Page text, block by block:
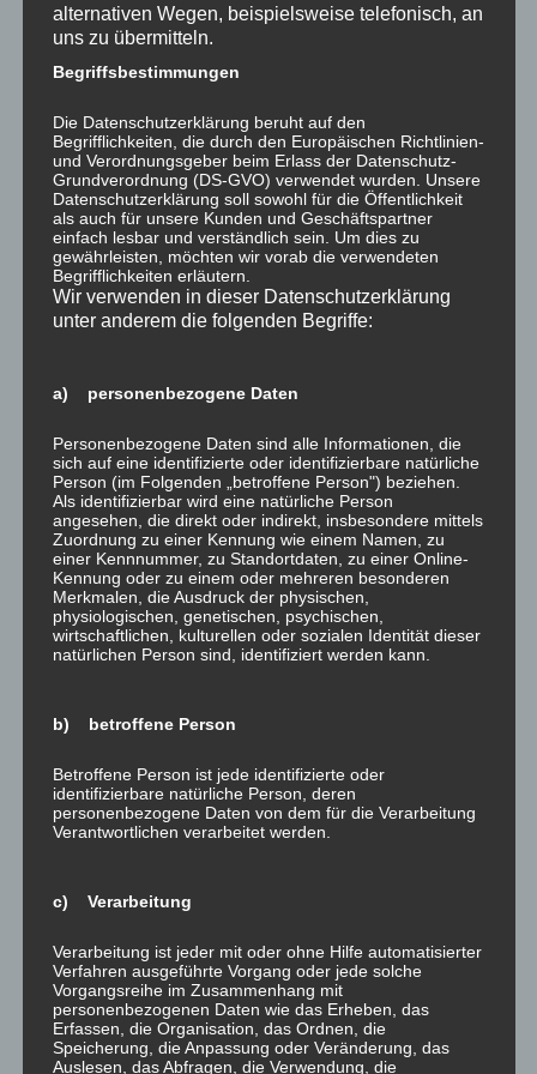
Ähnliche Beiträge
Anspruchsvolle
Aufgabenstellung –
Behördenzentrum in
Luxemburg-Stadt
26. Januar 2016
In "was gibt es Neues?"
Service ohne Grenzen –
Blick über´n Gartenzaun!
28. April 2016
In "was gibt es Neues?"
Baustelle in Köln
Braunsfeld
20. August 2015
In "was gibt es Neues?"
Dieser Beitrag wurde am28. Dezember 2017unter
Neues?veröffentlicht.
Beitragsnavigation
Ganzheitliches Arbeiten
aus neuer (aber nicht
tolle Pläne für´s neue Jahr!
Endspurt – nun ist es
geschafft, das Jahr 2017!
Schreibe einen Kommentar
Deine E-Mail-Adresse wird nicht veröffentlicht.
Erforderliche Felder sind mit* markiert
alternativen Wegen, beispielsweise telefonisch, an
uns zu übermitteln.
Begriffsbestimmungen
Die Datenschutzerklärung beruht auf den
Begrifflichkeiten, die durch den Europäischen Richtlinien-
und Verordnungsgeber beim Erlass der Datenschutz-
Grundverordnung (DS-GVO) verwendet wurden. Unsere
Datenschutzerklärung soll sowohl für die Öffentlichkeit
als auch für unsere Kunden und Geschäftspartner
einfach lesbar und verständlich sein. Um dies zu
gewährleisten, möchten wir vorab die verwendeten
Begrifflichkeiten erläutern.
Wir verwenden in dieser Datenschutzerklärung
unter anderem die folgenden Begriffe:
a) personenbezogene Daten
Personenbezogene Daten sind alle Informationen, die
sich auf eine identifizierte oder identifizierbare natürliche
Person (im Folgenden „betroffene Person") beziehen.
Als identifizierbar wird eine natürliche Person
angesehen, die direkt oder indirekt, insbesondere mittels
Zuordnung zu einer Kennung wie einem Namen, zu
einer Kennnummer, zu Standortdaten, zu einer Online-
Kennung oder zu einem oder mehreren besonderen
Merkmalen, die Ausdruck der physischen,
physiologischen, genetischen, psychischen,
wirtschaftlichen, kulturellen oder sozialen Identität dieser
natürlichen Person sind, identifiziert werden kann.
b) betroffene Person
Betroffene Person ist jede identifizierte oder
identifizierbare natürliche Person, deren
personenbezogene Daten von dem für die Verarbeitung
Verantwortlichen verarbeitet werden.
c) Verarbeitung
Verarbeitung ist jeder mit oder ohne Hilfe automatisierter
Verfahren ausgeführte Vorgang oder jede solche
Vorgangsreihe im Zusammenhang mit
personenbezogenen Daten wie das Erheben, das
Erfassen, die Organisation, das Ordnen, die
Speicherung, die Anpassung oder Veränderung, das
Auslesen, das Abfragen, die Verwendung, die